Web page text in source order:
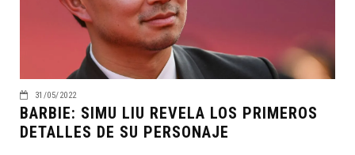
31/05/2022
BARBIE: SIMU LIU REVELA LOS PRIMEROS
DETALLES DE SU PERSONAJE